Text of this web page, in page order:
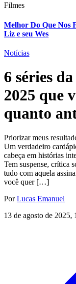
Filmes
Melhor Do Que Nos
Liz e seu Wes
Notícias
6 séries
2025 que
quanto
Priorizar meus
Um verdadeiro
cabeça em histórias
Tem suspense, crítica
tudo com aquela
você quer […]
PorLucas Emanuel
13 de agosto de 2025,